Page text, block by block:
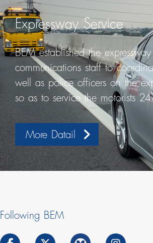
Expressway Service
BEM established the
communications staff to
well as police officers on the
so as to service the motorists
More Datail
Following BEM